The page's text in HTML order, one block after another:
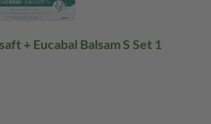
+ Eucabal Balsam S Set 1